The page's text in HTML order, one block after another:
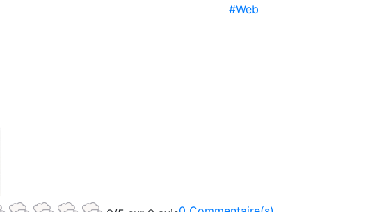
#Web